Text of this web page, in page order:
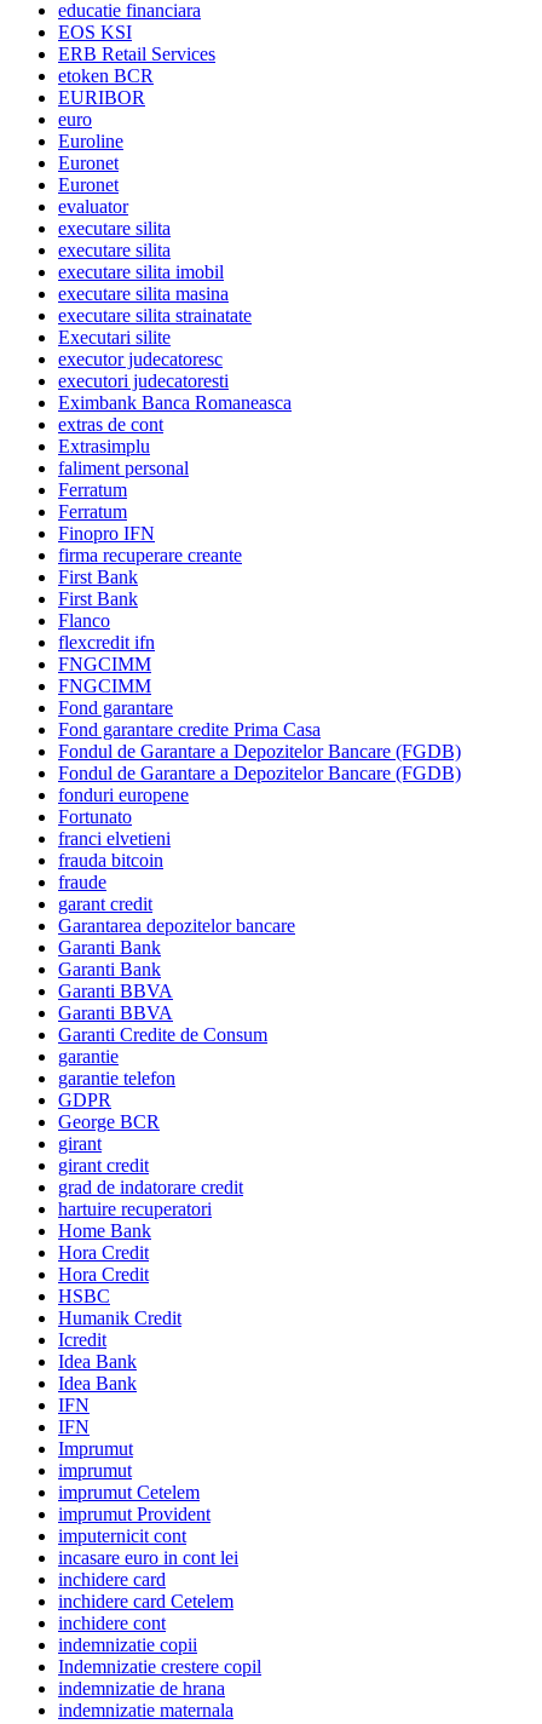
educatie financiara
EOS KSI
ERB Retail Services
etoken BCR
EURIBOR
euro
Euroline
Euronet
Euronet
evaluator
executare silita
executare silita
executare silita imobil
executare silita masina
executare silita strainatate
Executari silite
executor judecatoresc
executori judecatoresti
Eximbank Banca Romaneasca
extras de cont
Extrasimplu
faliment personal
Ferratum
Ferratum
Finopro IFN
firma recuperare creante
First Bank
First Bank
Flanco
flexcredit ifn
FNGCIMM
FNGCIMM
Fond garantare
Fond garantare credite Prima Casa
Fondul de Garantare a Depozitelor Bancare (FGDB)
Fondul de Garantare a Depozitelor Bancare (FGDB)
fonduri europene
Fortunato
franci elvetieni
frauda bitcoin
fraude
garant credit
Garantarea depozitelor bancare
Garanti Bank
Garanti Bank
Garanti BBVA
Garanti BBVA
Garanti Credite de Consum
garantie
garantie telefon
GDPR
George BCR
girant
girant credit
grad de indatorare credit
hartuire recuperatori
Home Bank
Hora Credit
Hora Credit
HSBC
Humanik Credit
Icredit
Idea Bank
Idea Bank
IFN
IFN
Imprumut
imprumut
imprumut Cetelem
imprumut Provident
imputernicit cont
incasare euro in cont lei
inchidere card
inchidere card Cetelem
inchidere cont
indemnizatie copii
Indemnizatie crestere copil
indemnizatie de hrana
indemnizatie maternala